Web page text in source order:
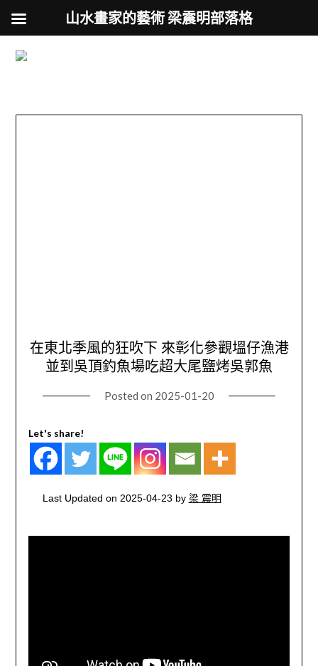
在東北季風的狂吹下 來彰化參觀塭仔漁港
並到吳頂釣魚場吃超大尾鹽烤吳郭魚
Posted on 2025-01-20
Let's share!
Last Updated on 2025-04-23 by 梁 震明
山水畫家的藝術 梁震明部落格